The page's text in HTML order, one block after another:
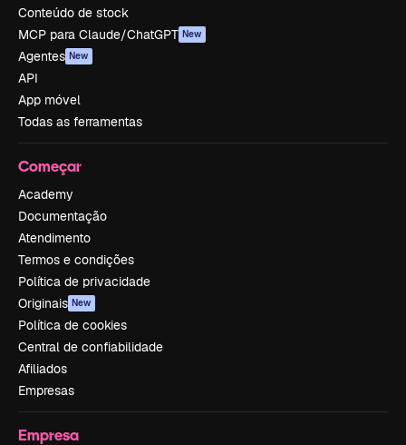
Conteúdo de stock
MCP para Claude/ChatGPT New
Agentes New
API
App móvel
Todas as ferramentas
Começar
Academy
Documentação
Atendimento
Termos e condições
Política de privacidade
Originais New
Política de cookies
Central de confiabilidade
Afiliados
Empresas
Empresa